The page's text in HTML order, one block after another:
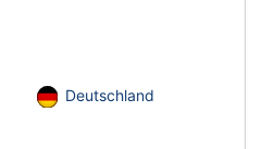
Deutschland